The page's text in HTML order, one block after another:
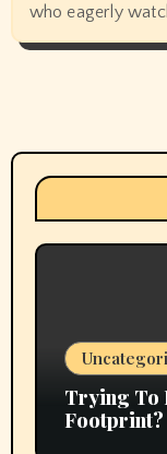
who eagerly
Trying To
Footprint?